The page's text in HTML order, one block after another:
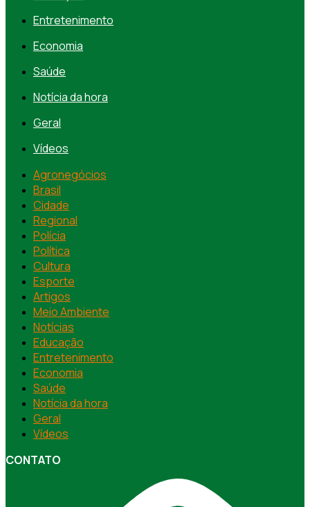
Entretenimento
Economia
Saúde
Notícia da hora
Geral
Vídeos
Agronegócios
Brasil
Cidade
Regional
Polícia
Política
Cultura
Esporte
Artigos
Meio Ambiente
Notícias
Educação
Entretenimento
Economia
Saúde
Notícia da hora
Geral
Vídeos
CONTATO